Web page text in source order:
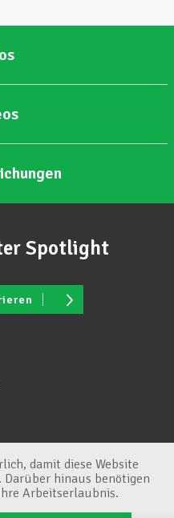
Spotlight
damit diese Website
hinaus benötigen
Arbeitserlaubnis.